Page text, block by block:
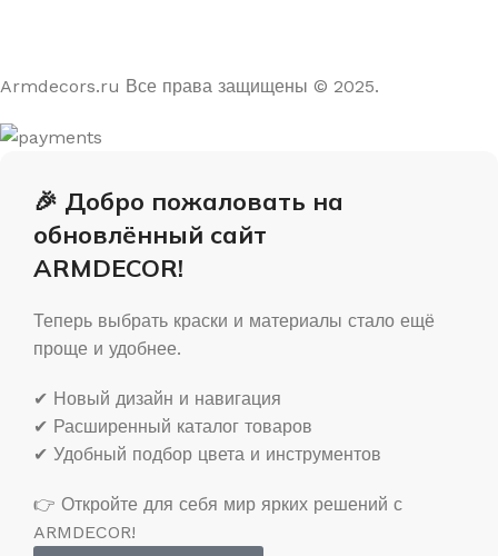
Armdecors.ru Все права защищены © 2025. ​
🎉 Добро пожаловать на
обновлённый сайт
ARMDECOR!
Теперь выбрать краски и материалы стало ещё
проще и удобнее.
✔ Новый дизайн и навигация
✔ Расширенный каталог товаров
✔ Удобный подбор цвета и инструментов
👉 Откройте для себя мир ярких решений с
ARMDECOR!